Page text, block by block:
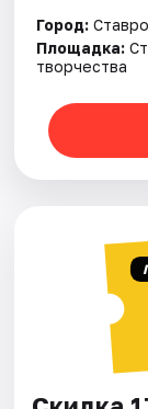
Город:
Площадка:
творчества